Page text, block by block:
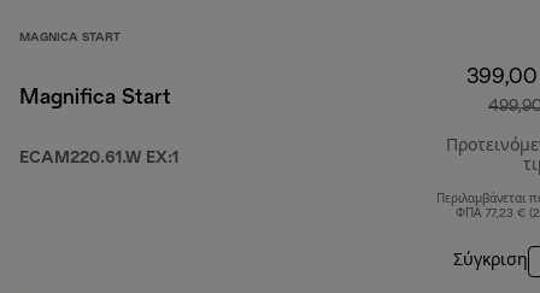
MAGNICA START
Magnifica Start
ECAM220.61.W EX:1
Περιλαμβάνεται
ΦΠΑ 77,23 €
Σύγκριση